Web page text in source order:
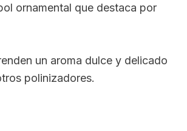
ornamental que destaca por
un aroma dulce y delicado
polinizadores.